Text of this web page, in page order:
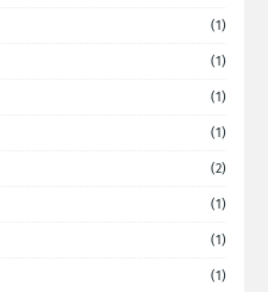
(1)
(1)
(1)
(1)
(2)
(1)
(1)
(1)